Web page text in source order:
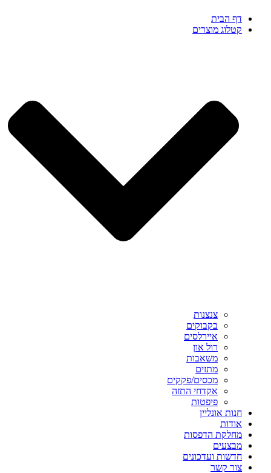
דף הבית
קטלוג מוצרים
צנצנות
בקבוקים
איירלסים
רול און
משאבות
מתזים
מכסים/פקקים
אקדחי התזה
פיפטות
חנות אונליין
אודות
מחלקת הדפסות
מבצעים
חדשות ועדכונים
צור קשר